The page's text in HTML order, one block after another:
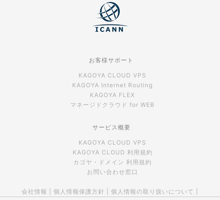
お客様サポート
KAGOYA CLOUD VPS
KAGOYA Internet Routing
KAGOYA FLEX
マネージドクラウド for WEB
サービス概要
KAGOYA CLOUD VPS
KAGOYA CLOUD 利用規約
カゴヤ・ドメイン 利用規約
お問い合わせ窓口
会社情報 個人情報保護方針 個人情報の取り扱いについて